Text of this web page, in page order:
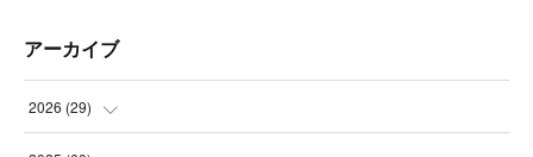
アーカイブ
2026 (29)